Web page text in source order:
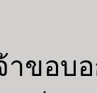
าขอบ